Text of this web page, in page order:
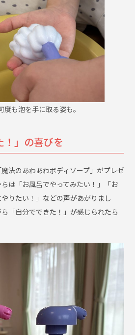
も泡を手に取る姿も。
！」の喜びを
法のあわあわボディソープ」がプレゼ
は「お風呂でやってみたい！」「お
りたい！」などの声があがりまし
「自分でできた！」が感じられたら